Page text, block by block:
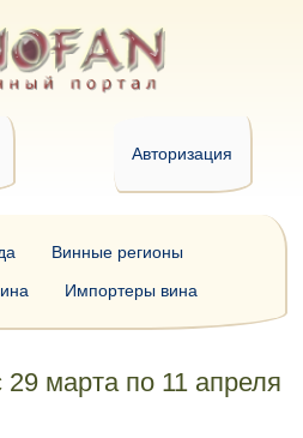
Авторизация
марта по 11 апреля
Винные регионы
Импортеры вина